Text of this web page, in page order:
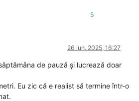
5
26 iun. 2025, 16:27
de pauză și lucrează doar
Eu zic că e realist să termine într-o